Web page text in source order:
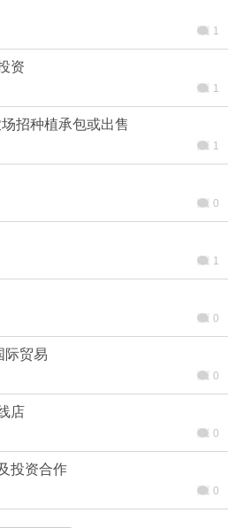
1
资
1
招种植承包或出售
1
0
1
0
际贸易
0
店
0
投资合作
0